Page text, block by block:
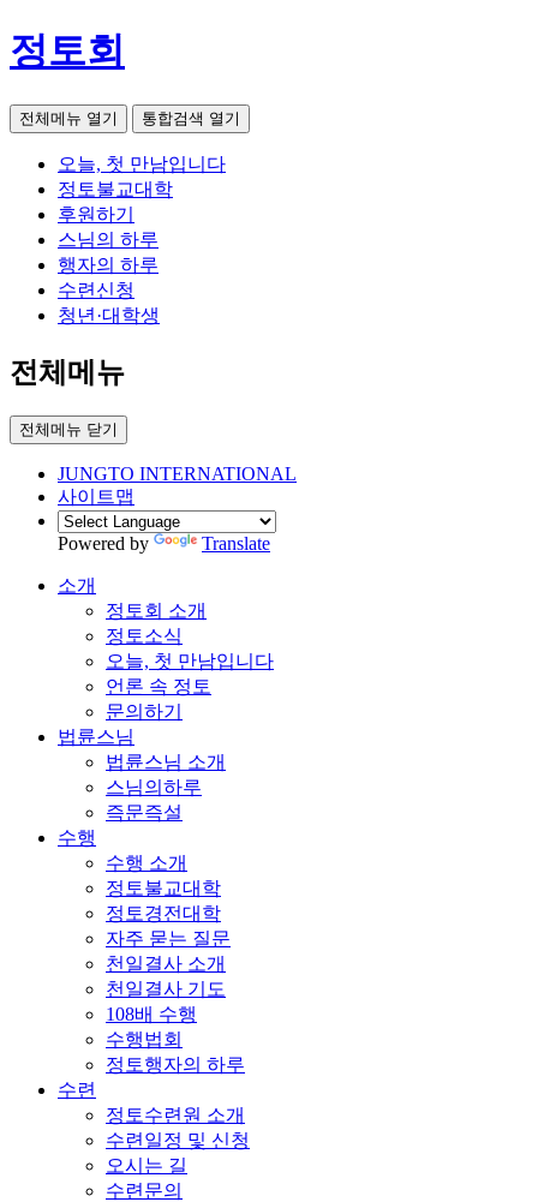
정토회
전체메뉴 열기 통합검색 열기
오늘, 첫 만남입니다
정토불교대학
후원하기
스님의 하루
행자의 하루
수련신청
청년·대학생
전체메뉴
전체메뉴 닫기
JUNGTO INTERNATIONAL
사이트맵
Powered by Translate
소개
정토회 소개
정토소식
오늘, 첫 만남입니다
언론 속 정토
문의하기
법륜스님
법륜스님 소개
스님의하루
즉문즉설
수행
수행 소개
정토불교대학
정토경전대학
자주 묻는 질문
천일결사 소개
천일결사 기도
108배 수행
수행법회
정토행자의 하루
수련
정토수련원 소개
수련일정 및 신청
오시는 길
수련문의